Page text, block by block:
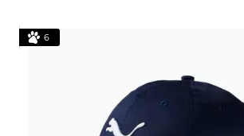
6